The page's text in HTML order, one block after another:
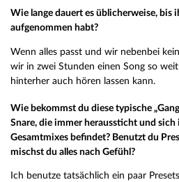
Wie lange dauert es üblicherweise, bis
aufgenommen habt?
Wenn alles passt und wir nebenbei
wir in zwei Stunden einen Song so
hinterher auch hören lassen kann.
Wie bekommst du diese typische
Snare, die immer heraussticht und sich
Gesamtmixes befindet? Benutzt du
mischst du alles nach Gefühl?
Ich benutze tatsächlich ein paar